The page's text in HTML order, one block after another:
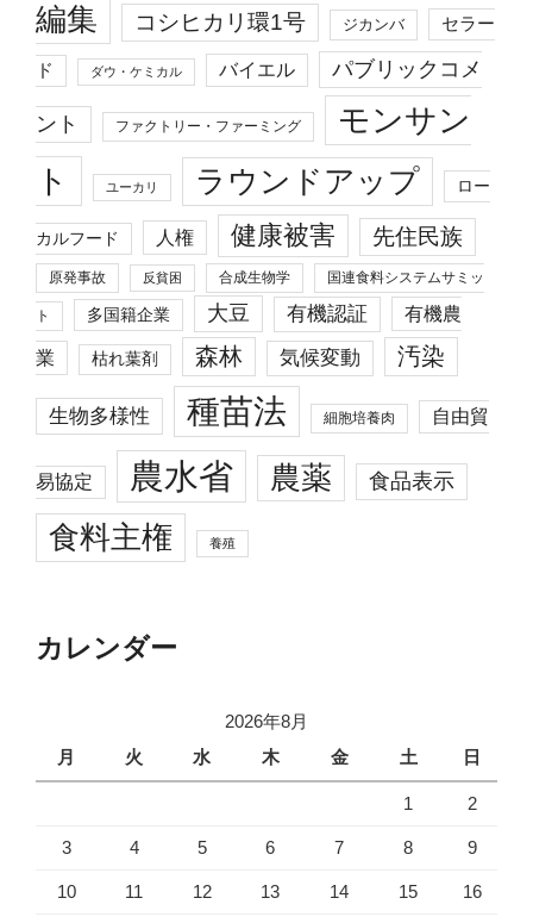
編集
コシヒカリ環1号 ジカンバ セラー
ド ダウ・ケミカル バイエル パブリックコメ
ント ファクトリー・ファーミング
モンサン
ト
ユーカリ ラウンドアップ ロー
カルフード 人権 健康被害 先住民族
原発事故 反貧困 合成生物学 国連食料システムサミッ
ト 多国籍企業 大豆 有機認証 有機農
業 枯れ葉剤 森林 気候変動 汚染
生物多様性 種苗法 細胞培養肉 自由貿
易協定 農水省 農薬 食品表示
食料主権 養殖
カレンダー
2026年8月
月
火 水 木 金 土 日
1 2
3 4 5 6 7 8 9
10 11 12 13 14 15 16